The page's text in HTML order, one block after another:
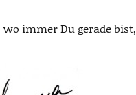
immer Du gerade bist,